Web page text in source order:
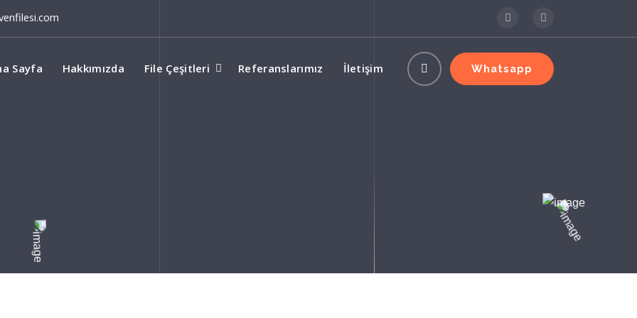
Sayfa Hakkımızda File Çeşitleri Referanslarımız İletişim Whatsapp